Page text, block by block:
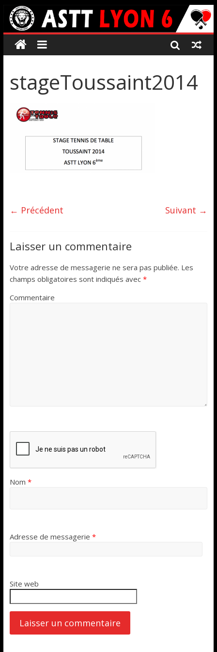
stageToussaint2014
← Précédent Suivant →
Laisser un commentaire
Votre adresse de messagerie ne sera pas publiée. Les
champs obligatoires sont indiqués avec *
Commentaire
Nom *
Adresse de messagerie *
Site web